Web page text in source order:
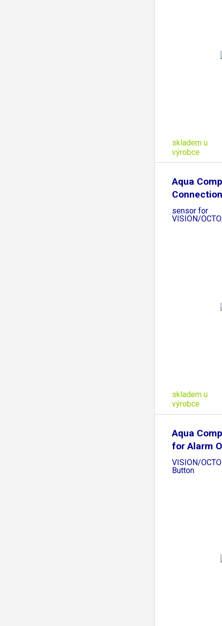
skladem u
výrobce
Aqua
sensor for
VISION/
skladem u
výrobce
Aqua
for Alarm
VISION/
Button